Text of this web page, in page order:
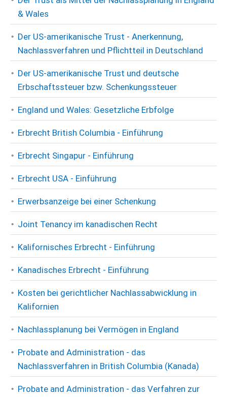
& Wales
Der US-amerikanische Trust - Anerkennung,
Nachlassverfahren und Pflichtteil in Deutschland
Der US-amerikanische Trust und deutsche
Erbschaftssteuer bzw. Schenkungssteuer
England und Wales: Gesetzliche Erbfolge
Erbrecht British Columbia - Einführung
Erbrecht Singapur - Einführung
Erbrecht USA - Einführung
Erwerbsanzeige bei einer Schenkung
Joint Tenancy im kanadischen Recht
Kalifornisches Erbrecht - Einführung
Kanadisches Erbrecht - Einführung
Kosten bei gerichtlicher Nachlassabwicklung in
Kalifornien
Nachlassplanung bei Vermögen in England
Probate and Administration - das
Nachlassverfahren in British Columbia (Kanada)
Probate and Administration - das Verfahren zur